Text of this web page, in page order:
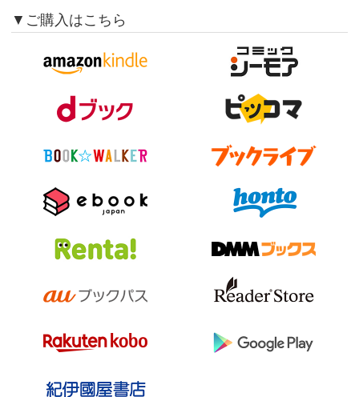
▼ご購入はこちら